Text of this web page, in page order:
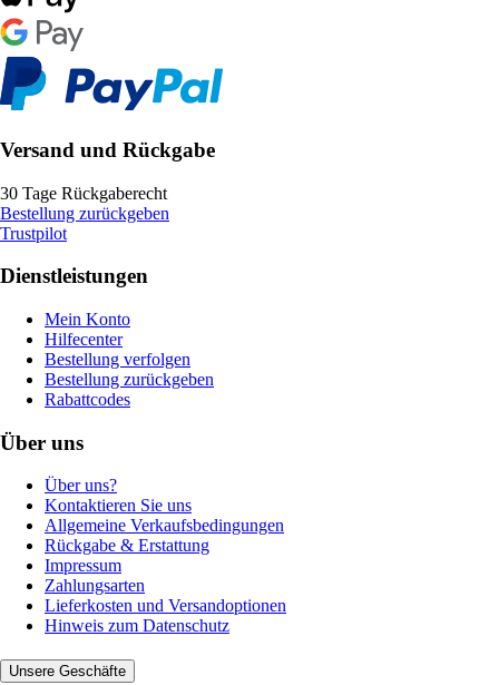
Versand und Rückgabe
30 Tage Rückgaberecht
Bestellung zurückgeben
Trustpilot
Dienstleistungen
Mein Konto
Hilfecenter
Bestellung verfolgen
Bestellung zurückgeben
Rabattcodes
Über uns
Über uns?
Kontaktieren Sie uns
Allgemeine Verkaufsbedingungen
Rückgabe & Erstattung
Impressum
Zahlungsarten
Lieferkosten und Versandoptionen
Hinweis zum Datenschutz
Unsere Geschäfte